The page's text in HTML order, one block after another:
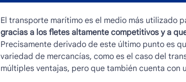
El transporte marítimo es el medio más utilizado
gracias a los fletes altamente competitivos y a
Precisamente derivado de este último punto es
variedad de mercancías, como es el caso del
múltiples ventajas, pero que también cuenta